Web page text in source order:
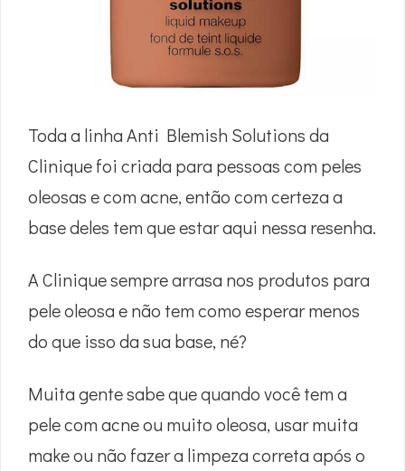
Toda a linha Anti Blemish Solutions da
Clinique foi criada para pessoas com peles
oleosas e com acne, então com certeza a
base deles tem que estar aqui nessa resenha.
A Clinique sempre arrasa nos produtos para
pele oleosa e não tem como esperar menos
do que isso da sua base, né?
Muita gente sabe que quando você tem a
pele com acne ou muito oleosa, usar muita
make ou não fazer a limpeza correta após o